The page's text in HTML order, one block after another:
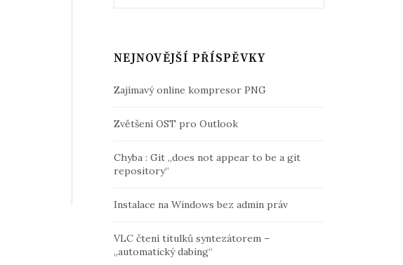
NEJNOVĚJŠÍ PŘÍSPĚVKY
Zajímavý online kompresor PNG
Zvětšení OST pro Outlook
Chyba : Git „does not appear to be a git
repository“
Instalace na Windows bez admin práv
VLC čtení titulků syntezátorem –
„automatický dabing“